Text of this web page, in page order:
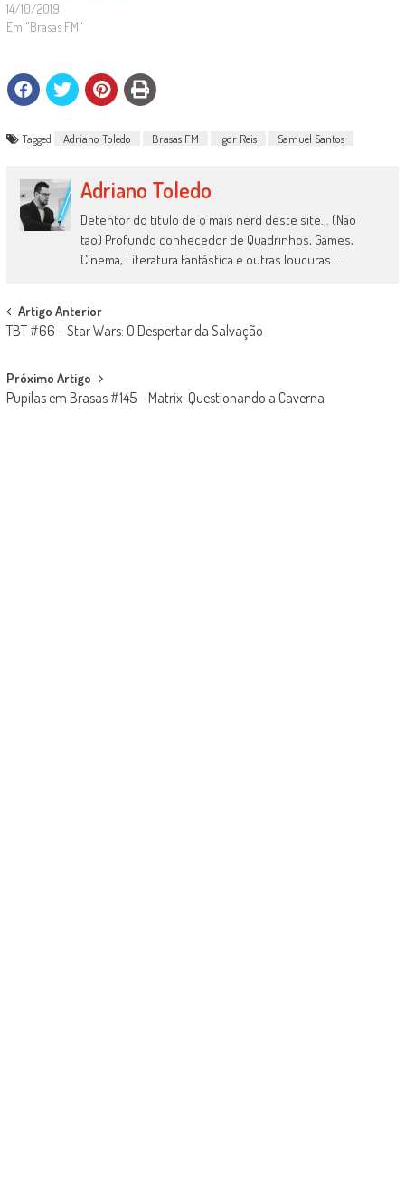
14/10/2019
Em "Brasas FM"
Tagged Adriano Toledo Brasas FM Igor Reis Samuel Santos
Adriano Toledo
Detentor do título de o mais nerd deste site... (Não
tão) Profundo conhecedor de Quadrinhos, Games,
Cinema, Literatura Fantástica e outras loucuras....
Post
navigation
Artigo Anterior
TBT #66 – Star Wars: O Despertar da Salvação
Próximo Artigo
Pupilas em Brasas #145 – Matrix: Questionando a Caverna